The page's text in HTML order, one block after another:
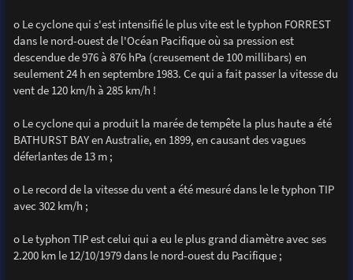
o Le cyclone qui s'est intensifié le plus vite est le typhon FORREST
dans le nord-ouest de l'Océan Pacifique où sa pression est
descendue de 976 à 876 hPa (creusement de 100 millibars) en
seulement 24 h en septembre 1983. Ce qui a fait passer la vitesse du
vent de 120 km/h à 285 km/h !
o Le cyclone qui a produit la marée de tempête la plus haute a été
BATHURST BAY en Australie, en 1899, en causant des vagues
déferlantes de 13 m ;
o Le record de la vitesse du vent a été mesuré dans le le typhon TIP
avec 302 km/h ;
o Le typhon TIP est celui qui a eu le plus grand diamètre avec ses
2.200 km le 12/10/1979 dans le nord-ouest du Pacifique ;